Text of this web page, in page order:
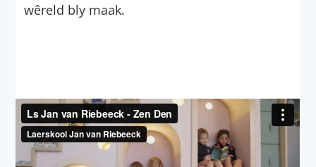
wêreld bly maak.